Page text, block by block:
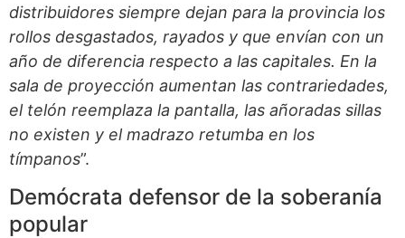
distribuidores siempre dejan para la provincia los
rollos desgastados, rayados y que envían con un
año de diferencia respecto a las capitales. En la
sala de proyección aumentan las contrariedades,
el telón reemplaza la pantalla, las añoradas sillas
no existen y el madrazo retumba en los
tímpanos”.
Demócrata defensor de la soberanía
popular